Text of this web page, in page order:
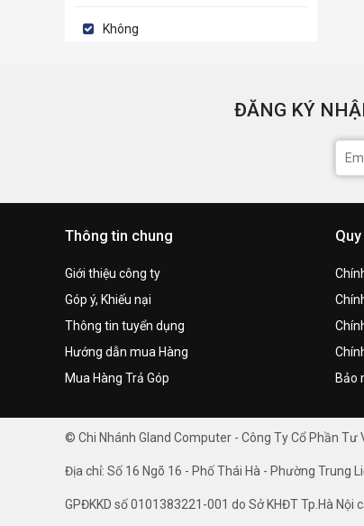
Không
ĐĂNG KÝ
Thông tin chung
Giới thiệu công ty
Góp ý, Khiếu nại
Thông tin tuyển dụng
Hướng dẫn mua Hàng
Mua Hàng Trả Góp
Bảo
© Chi Nhánh Gland Computer - Công Ty Cổ Phần Tư
Địa chỉ: Số 16 Ngõ 16 - Phố Thái Hà - Phường Trung
GPĐKKD số 0101383221-001 do Sở KHĐT Tp.Hà Nội